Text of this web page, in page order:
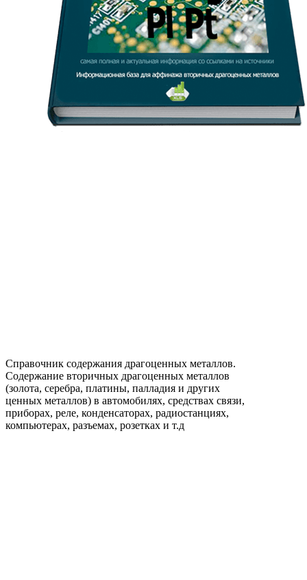
Справочник содержания драгоценных металлов.
Содержание вторичных драгоценных металлов
(золота, серебра, платины, палладия и других
ценных металлов) в автомобилях, средствах связи,
приборах, реле, конденсаторах, радиостанциях,
компьютерах, разъемах, розетках и т.д